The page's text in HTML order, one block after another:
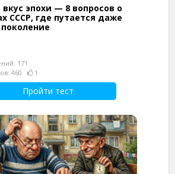
эпохи — 8 вопросов о
СССР, где путается даже
171
460
1
Пройти тест